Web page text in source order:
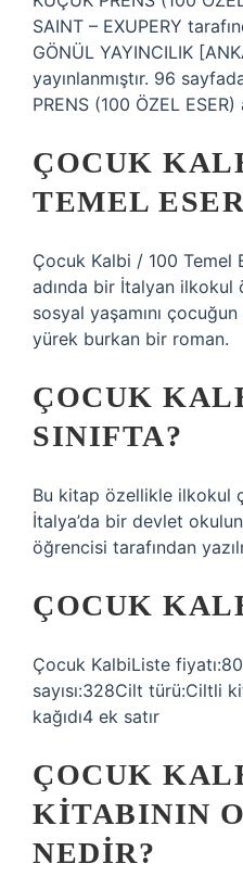
SAINT – EXUPERY
GÖNÜL YAYINCILIK
yayınlanmıştır. 96
PRENS (100 ÖZEL ESER)
ÇOCUK
TEMEL
Çocuk Kalbi / 100 Temel
adında bir İtalyan ilkokul
sosyal yaşamını çocuğun
yürek burkan bir roman.
ÇOCUK
SINIFTA?
Bu kitap özellikle ilkokul
İtalya’da bir devlet
öğrencisi tarafından
ÇOCUK
Çocuk KalbiListe
sayısı:328Cilt türü:Ciltli
kağıdı4 ek satır
ÇOCUK
KITABININ
NEDIR?